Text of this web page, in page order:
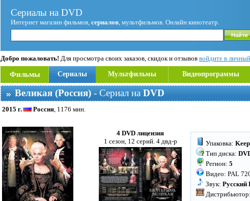
Сериалы на DVD
Интернет магазин фильмов, сериалов, мультфильмов. Онлайн кинотеатр.
Добро пожаловать! Для просмотра своих заказов, скидок и отзывов войдите в
Фильмы Сериалы Мультфильмы Видеопрограммы
Великая (Россия) - Сериал на DVD
2015 г. Россия, 1176 мин.
4 DVD лицензия
1 сезон, 12 серий. 4 двд-р
Упаковка:
Тип диска:
Регион: 5
Видео: PAL
Звук: Русский